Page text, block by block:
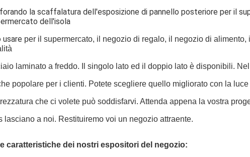
la scaffalatura dell'esposizione di pannello posteriore per il
dell'isola
usare per il supermercato, il negozio di regalo, il negozio di
laminato a freddo. Il singolo lato ed il doppio lato è disponibili.
popolare per i clienti. Potete scegliere quello migliorato con la
che ci volete può soddisfarvi. Attenda appena la vostra
lasciano a noi. Restituiremo voi un negozio attraente.
caratteristiche dei nostri espositori del negozio: